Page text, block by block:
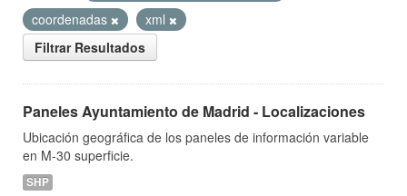
coordenadas
xml
Filtrar Resultados
Paneles Ayuntamiento de Madrid - Localizaciones
Ubicación geográfica de los paneles de información variable
en M-30 superficie.
SHP